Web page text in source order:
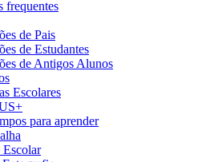
frequentes
de Pais
de Estudantes
de Antigos Alunos
Escolares
para aprender
Escolar